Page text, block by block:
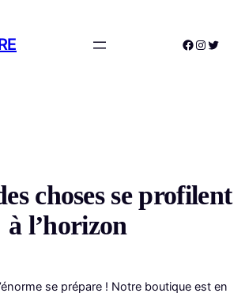
Facebook
choses se profilent
à l’horizon
se prépare ! Notre boutique est en